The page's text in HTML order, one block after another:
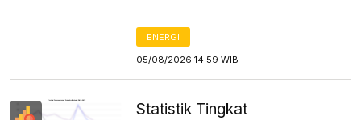
ENERGI
05/08/2026 14:59 WIB
Statistik Tingkat